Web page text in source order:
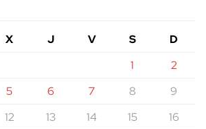
X J V S
D
1
2
5 6 7 8
9
12 13 14 15
16